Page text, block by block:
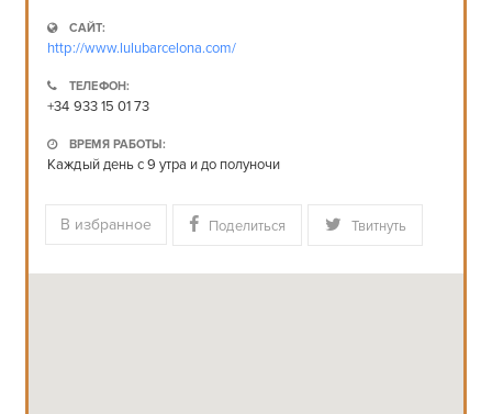
САЙТ:
http://www.lulubarcelona.com/
ТЕЛЕФОН:
+34 933 15 01 73
ВРЕМЯ РАБОТЫ:
Каждый день с 9 утра и до полуночи
В избранное Поделиться Твитнуть